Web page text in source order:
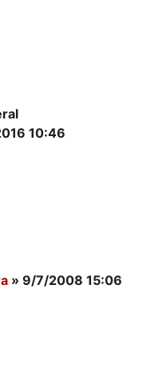
10:46
» 9/7/2008 15:06